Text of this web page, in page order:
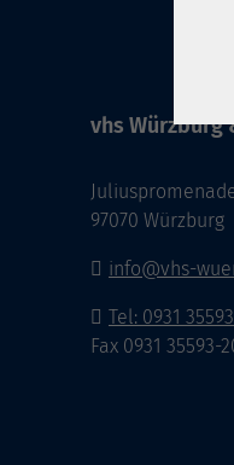
vhs Würzburg
97070 Würzburg
info@vhs-
Tel: 0931
Fax 0931 35593-